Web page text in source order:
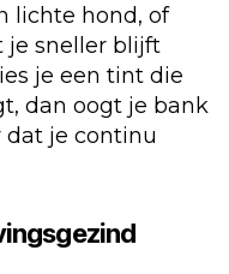
lichte hond, of
je sneller blijft
je een tint die
dan oogt je bank
dat je continu